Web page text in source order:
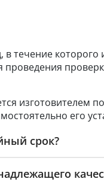
в течение которого
проведения
изготовителем
его
срок?